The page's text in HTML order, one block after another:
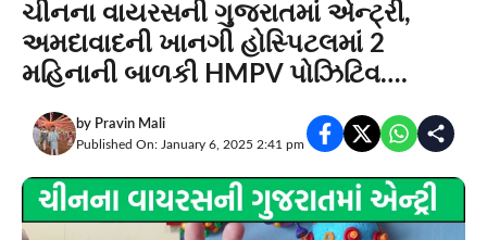
ચીનના વાયરસની ગુજરાતમાં એન્ટ્રી,
અમદાવાદની ખાનગી હોસ્પિટલમાં 2
મહિનાની બાળકી HMPV પોઝિટિવ….
by Pravin Mali
Published On: January 6, 2025 2:41 pm